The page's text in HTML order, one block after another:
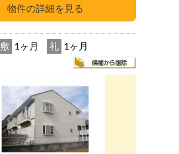
敷 1ヶ月 礼 1ヶ月